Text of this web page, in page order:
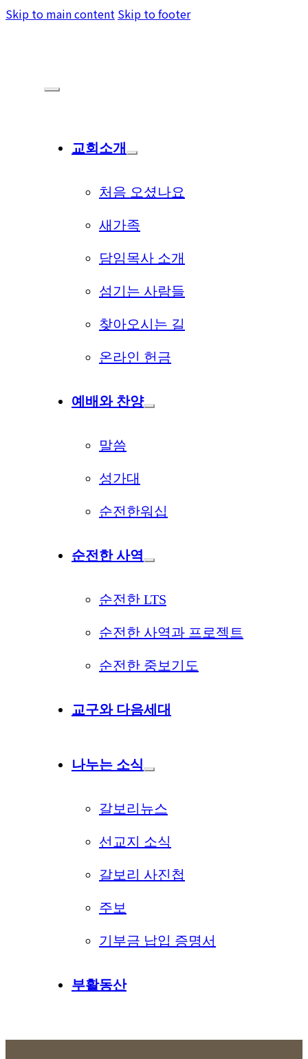
Skip to main content Skip to footer
교회소개
처음 오셨나요
새가족
담임목사 소개
섬기는 사람들
찾아오시는 길
온라인 헌금
예배와 찬양
말씀
성가대
순전한워십
순전한 사역
순전한 LTS
순전한 사역과 프로젝트
순전한 중보기도
교구와 다음세대
나누는 소식
갈보리뉴스
선교지 소식
갈보리 사진첩
주보
기부금 납입 증명서
부활동산